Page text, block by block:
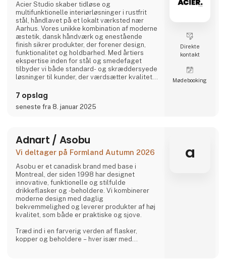
Acier Studio skaber tidløse og
multifunktionelle interiørløsninger i rustfrit
stål, håndlavet på et lokalt værksted nær
Aarhus. Vores unikke kombination af moderne
æstetik, dansk håndværk og enestående
finish sikrer produkter, der forener design,
funktionalitet og holdbarhed. Med årtiers
ekspertise inden for stål og smedefaget
tilbyder vi både standard- og skræddersyede
løsninger til kunder, der værdsætter kvalitet i
7 opslag
seneste fra 8. januar 2025
Direkte
kontakt
Møde­booking
Adnart / Asobu
Vi deltager på Formland Autumn 2026
Asobu er et canadisk brand med base i
Montreal, der siden 1998 har designet
innovative, funktionelle og stilfulde
drikkeflasker og -beholdere. Vi kombinerer
moderne design med daglig
bekvemmelighed og leverer produkter af høj
kvalitet, som både er praktiske og sjove.
Træd ind i en farverig verden af flasker,
kopper og beholdere – hver især med
a